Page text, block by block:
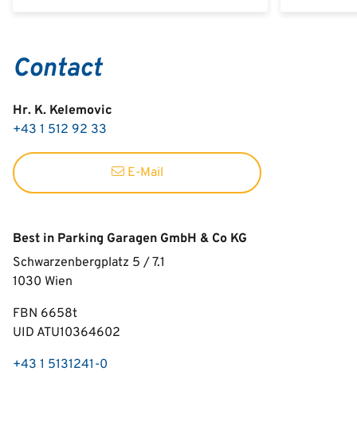
Contact
Hr. K. Kelemovic
+43 1 512 92 33
E-Mail
Best in Parking Garagen GmbH & Co KG
Schwarzenbergplatz 5 / 7.1
1030 Wien
FBN 6658t
UID ATU10364602
+43 1 5131241-0